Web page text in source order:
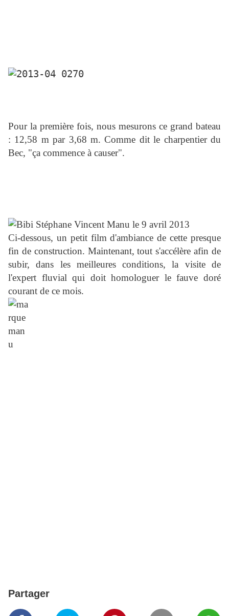
Pour la première fois, nous mesurons ce grand bateau
: 12,58 m par 3,68 m. Comme dit le charpentier du
Bec, "ça commence à causer".
Ci-dessous, un petit film d'ambiance de cette presque
fin de construction. Maintenant, tout s'accélère afin de
subir, dans les meilleures conditions, la visite de
l'expert fluvial qui doit homologuer le fauve doré
courant de ce mois.
Partager